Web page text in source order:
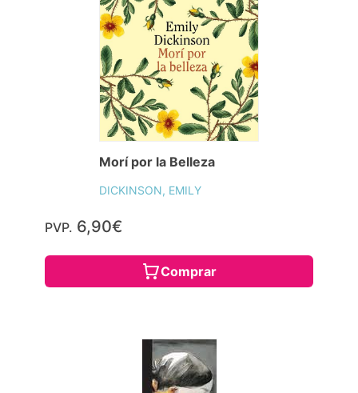
Morí por la Belleza
DICKINSON, EMILY
PVP. 6,90€
Comprar